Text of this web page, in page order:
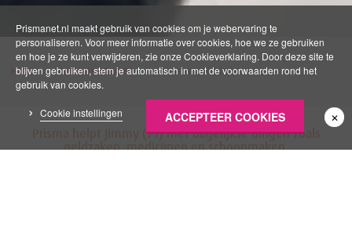
HOME ERVARINGSVERHALEN JIMMY ONDERSTEUNING THUIS
Prisma helpt Jimmy (71) met dagelijkse dingen zoals
geldzaken, medicijnen en schoonmaken.
Prismanet.nl maakt gebruik van cookies om je webervaring te
personaliseren. Voor meer informatie over cookies, hoe we ze gebruiken
en hoe je ze kunt verwijderen, zie onze Cookieverklaring. Door deze site te
blijven gebruiken, stem je automatisch in met de voorwaarden rond het
gebruik van cookies.
Cookie instellingen ACCEPTEER COOKIES ✕